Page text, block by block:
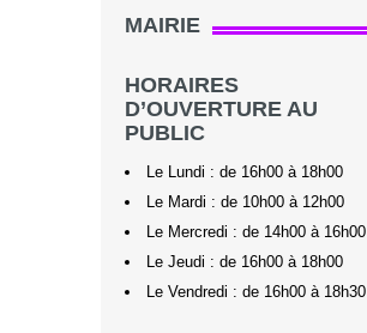
MAIRIE
HORAIRES
D’OUVERTURE AU
PUBLIC
Le Lundi : de 16h00 à 18h00
Le Mardi : de 10h00 à 12h00
Le Mercredi : de 14h00 à 16h00
Le Jeudi : de 16h00 à 18h00
Le Vendredi : de 16h00 à 18h30